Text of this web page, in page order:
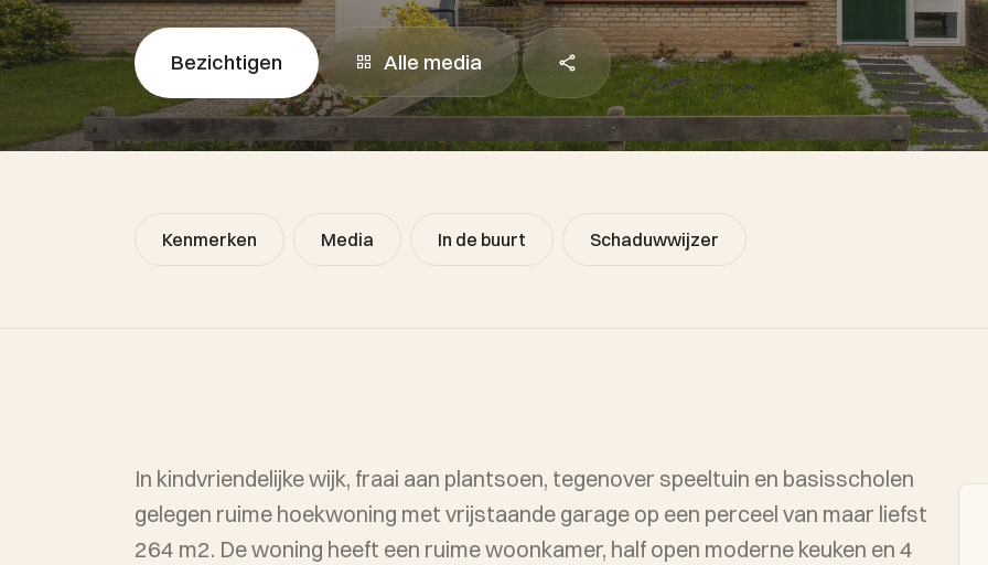
Bezichtigen Alle media
Kenmerken Media In de buurt Schaduwwijzer
In kindvriendelijke wijk, fraai aan plantsoen, tegenover speeltuin en basisscholen
gelegen ruime hoekwoning met vrijstaande garage op een perceel van maar liefst
264 m2. De woning heeft een ruime woonkamer, half open moderne keuken en 4